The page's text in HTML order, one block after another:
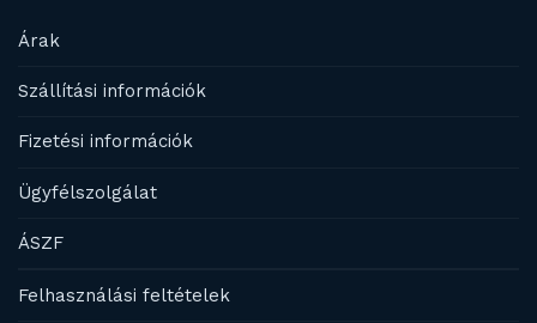
Árak
Szállítási információk
Fizetési információk
Ügyfélszolgálat
ÁSZF
Felhasználási feltételek